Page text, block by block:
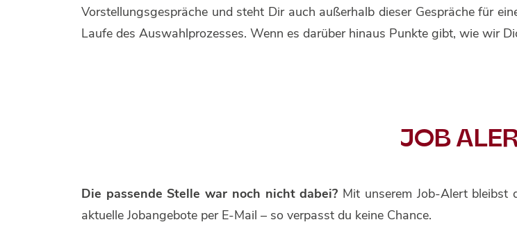
Vorstellungsgespräche und steht Dir auch außerhalb dieser Gespräche für
Laufe des Auswahlprozesses. Wenn es darüber hinaus Punkte gibt, wie wir
JOB
Die passende Stelle war noch nicht dabei? Mit unserem Job-Alert bleibst
aktuelle Jobangebote per E-Mail – so verpasst du keine Chance.